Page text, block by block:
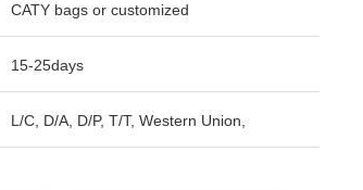
CATY bags or customized
15-25days
L/C, D/A, D/P, T/T, Western Union,